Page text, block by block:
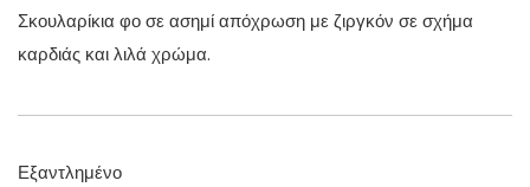
Σκουλαρίκια φο σε ασημί απόχρωση με ζιργκόν σε σχήμα
καρδιάς και λιλά χρώμα.
Εξαντλημένο